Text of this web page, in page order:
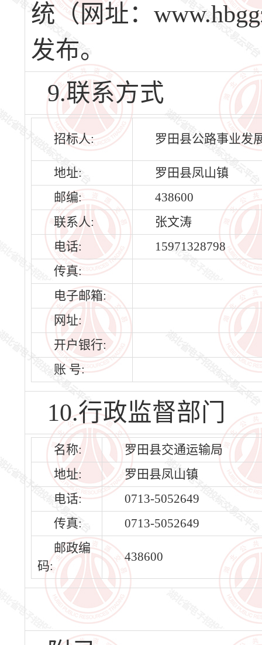
统（网址：
发布。
9.联系方式
招标人: 罗田县公路事业发
地址:
罗田县凤山镇
邮编:
438600
联系人:
张文涛
电话:
15971328798
传真:
电子邮箱:
网址:
开户银行:
账 号:
10.行政监督部门
名称:
罗田县交通运输局
地址:
罗田县凤山镇
电话:
0713-5052649
传真:
0713-5052649
邮政编
码:
438600